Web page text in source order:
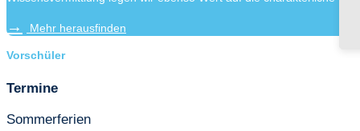
Mehr herausfinden
Vorschüler
Termine
Sommerferien